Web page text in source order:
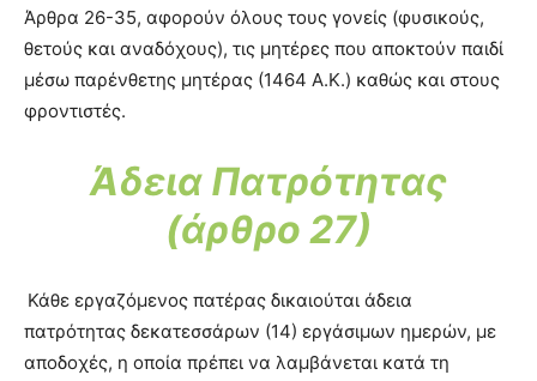
Άρθρα 26-35, αφορούν όλους τους γονείς (φυσικούς,
θετούς και αναδόχους), τις μητέρες που αποκτούν παιδί
μέσω παρένθετης μητέρας (1464 Α.Κ.) καθώς και στους
φροντιστές.
Άδεια Πατρότητας
(άρθρο 27)
Κάθε εργαζόμενος πατέρας δικαιούται άδεια
πατρότητας δεκατεσσάρων (14) εργάσιμων ημερών, με
αποδοχές, η οποία πρέπει να λαμβάνεται κατά τη